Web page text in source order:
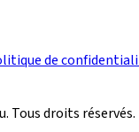
de
Tous droits réservés.